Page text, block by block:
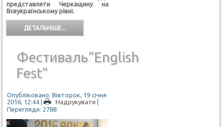
представляти Черкащину на
Всеукраїнському рівні.
ДЕТАЛЬНІШЕ...
Фестиваль“English
Fest”
Опубліковано: Вівторок, 19 січня
2016, 12:44 | Надрукувати
Перегляди: 2788